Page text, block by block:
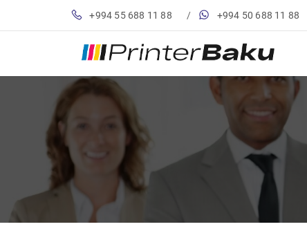
+994 55 688 11 88 / +994 50 688 11 88